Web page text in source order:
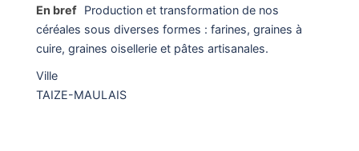
En bref Production et transformation de nos
céréales sous diverses formes : farines, graines à
cuire, graines oisellerie et pâtes artisanales.
Ville
TAIZE-MAULAIS